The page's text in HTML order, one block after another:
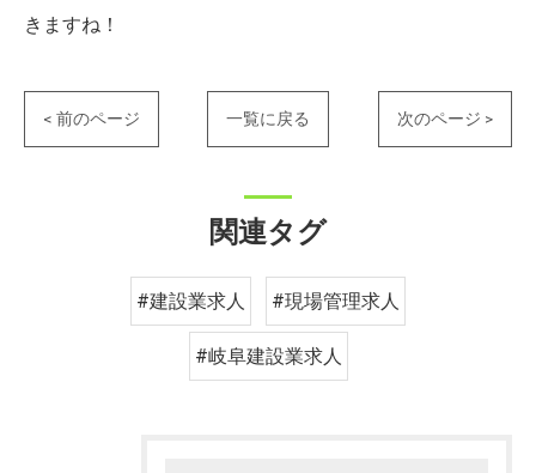
きますね！
< 前のページ 一覧に戻る 次のページ >
関連タグ
#建設業求人 #現場管理求人
#岐阜建設業求人